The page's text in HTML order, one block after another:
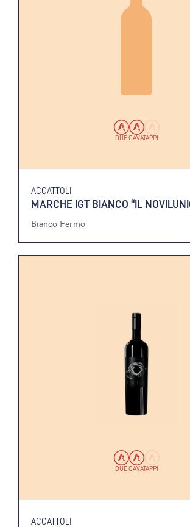
DUE CAVATAPPI
ACCATTOLI
MARCHE IGT BIANCO “IL
Bianco Fermo
DUE CAVATAPPI
ACCATTOLI